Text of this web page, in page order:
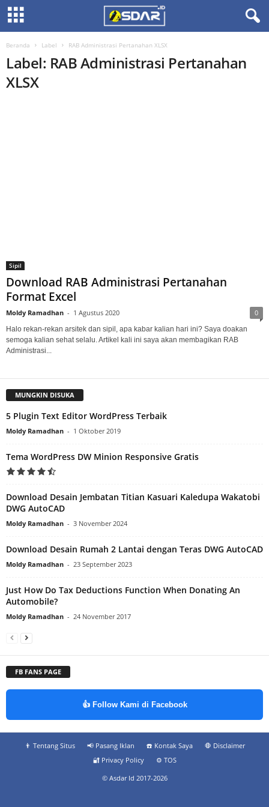
Beranda Label RAB Administrasi Pertanahan XLSX
Label: RAB Administrasi Pertanahan
XLSX
Sipil
Download RAB Administrasi Pertanahan
Format Excel
Moldy Ramadhan - 1 Agustus 2020 0
Halo rekan-rekan arsitek dan sipil, apa kabar kalian hari ini? Saya doakan
semoga kalian sehat selalu. Artikel kali ini saya akan membagikan RAB
Administrasi...
MUNGKIN DISUKA
5 Plugin Text Editor WordPress Terbaik
Moldy Ramadhan - 1 Oktober 2019
Tema WordPress DW Minion Responsive Gratis
Download Desain Jembatan Titian Kasuari Kaledupa Wakatobi
DWG AutoCAD
Moldy Ramadhan - 3 November 2024
Download Desain Rumah 2 Lantai dengan Teras DWG AutoCAD
Moldy Ramadhan - 23 September 2023
Just How Do Tax Deductions Function When Donating An
Automobile?
Moldy Ramadhan - 24 November 2017
FB FANS PAGE
👍 Follow Kami di Facebook
👨‍ Tentang Situs 📢 Pasang Iklan ☎️ Kontak Saya
🛑 Disclaimer
🔐 Privacy Policy
⚙️ TOS
© Asdar Id 2017-2026